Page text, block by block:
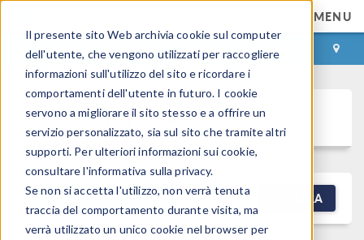
Il presente sito Web archivia cookie sul computer
dell'utente, che vengono utilizzati per raccogliere
informazioni sull'utilizzo del sito e ricordare i
comportamenti dell'utente in futuro. I cookie
servono a migliorare il sito stesso e a offrire un
servizio personalizzato, sia sul sito che tramite altri
supporti. Per ulteriori informazioni sui cookie,
consultare l'informativa sulla privacy.
Se non si accetta l'utilizzo, non verrà tenuta
traccia del comportamento durante visita, ma
verrà utilizzato un unico cookie nel browser per
MENU
ACCEDI CONTACT
Discussion Forum
NEW DISCUSSION FILTRA